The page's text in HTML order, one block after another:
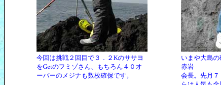
今回は挑戦２回目で３．２Kのササヨ
をGetのフミゾさん、もちろん４０オ
ーバーのメジナも数枚確保です。
いまや大島
赤岩
会長。先月